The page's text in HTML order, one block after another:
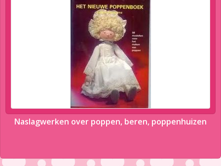
Naslagwerken over poppen, beren, poppenhuizen